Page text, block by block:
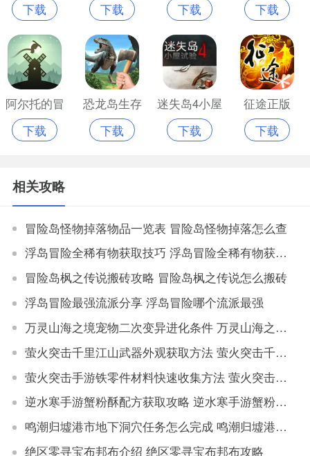
戏
下载
险正版手游
下载
险手机游戏
下载
冒险安卓版
下载
阿尔托的冒
险3
下载
恐龙岛生存
模拟手游
下载
迷失岛4小屋
实验手游
下载
征途正版
下载
相关攻略
冒险岛怪物掉落物品一览表 冒险岛怪物掉落怎么查
浮岛冒险全稀有物获取技巧 浮岛冒险全稀有物获取攻略
冒险岛枫之传说搬砖攻略 冒险岛枫之传说怎么搬砖
浮岛冒险最强流派分享 浮岛冒险哪个流派最强
万灵山海之境宠物二次变异进化条件 万灵山海之境宠物二次变异属性对比
萤火突击千里江山武器外观获取方法 萤火突击千里江山如何获取武器外观
萤火突击手游铁零件材料快速收集方法 萤火突击手游铁零件材料获取地点大全
逆水寒手游蟹粉酥配方获取攻略 逆水寒手游蟹粉酥配方怎么获得
鸣潮归墟港市地下洞穴任务怎么完成 鸣潮归墟港市地下洞穴任务完成攻略
绝区零寻宝布邦布介绍 绝区零寻宝布邦布攻略